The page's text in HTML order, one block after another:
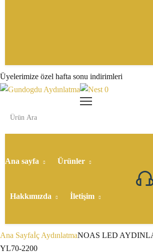
Üyelerimize özel hafta sonu indirimleri
0
Ana sayfa Ürünler
Hakkımızda İletişim
Ana Sayfaİç AydınlatmaNOAS LED
YL70-2200